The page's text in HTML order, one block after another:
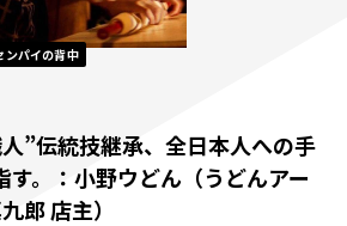
ンパイの背中
”伝統技継承、全日本人への手
す。：小野ウどん（うどんアー
郎 店主）